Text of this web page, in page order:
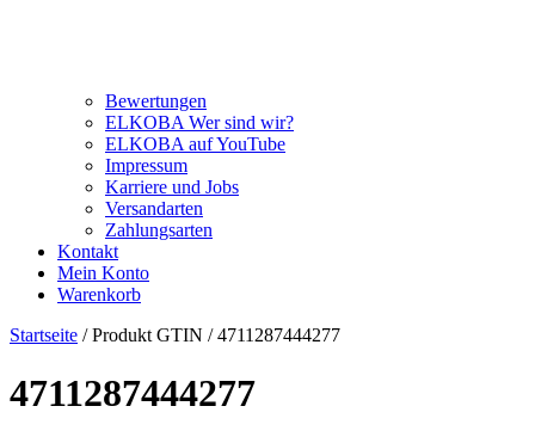
Bewertungen
ELKOBA Wer sind wir?
ELKOBA auf YouTube
Impressum
Karriere und Jobs
Versandarten
Zahlungsarten
Kontakt
Mein Konto
Warenkorb
Startseite / Produkt GTIN / 4711287444277
4711287444277